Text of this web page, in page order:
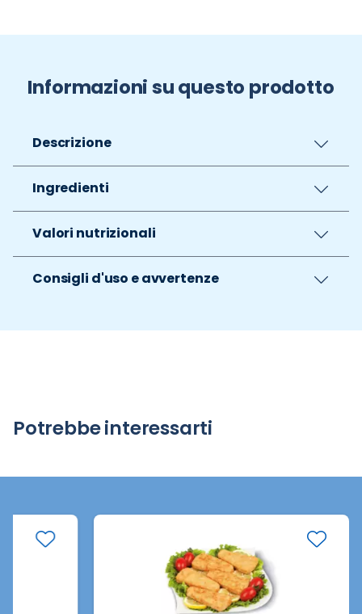
Informazioni su questo prodotto
Descrizione
Ingredienti
Valori nutrizionali
Consigli d'uso e avvertenze
Potrebbe interessarti